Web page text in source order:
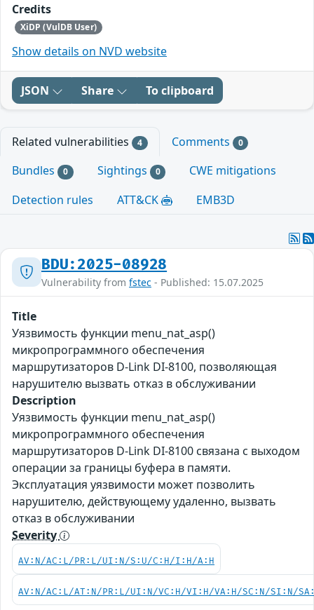
Credits
XiDP (VulDB User)
Show details on NVD website
JSON Share To clipboard
Related vulnerabilities 4 Comments 0
Bundles 0 Sightings 0
CWE mitigations
Detection rules
ATT&CK EMB3D
BDU:2025-08928
Vulnerability from fstec - Published: 15.07.2025
Title
Уязвимость функции menu_nat_asp()
микропрограммного обеспечения
маршрутизаторов D-Link DI-8100, позволяющая
нарушителю вызвать отказ в обслуживании
Description
Уязвимость функции menu_nat_asp()
микропрограммного обеспечения
маршрутизаторов D-Link DI-8100 связана с выходом
операции за границы буфера в памяти.
Эксплуатация уязвимости может позволить
нарушителю, действующему удаленно, вызвать
отказ в обслуживании
Severity
AV:N/AC:L/PR:L/UI:N/S:U/C:H/I:H/A:H
AV:N/AC:L/AT:N/PR:L/UI:N/VC:H/VI:H/VA:H/SC:N/SI:N/